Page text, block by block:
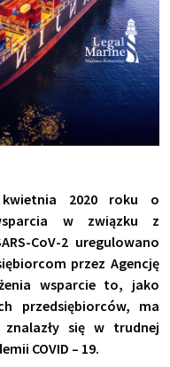
2020 roku o
w związku z
CoV-2 uregulowano
przez Agencję
wsparcie to, jako
przedsiębiorców, ma
się w trudnej
COVID – 19.